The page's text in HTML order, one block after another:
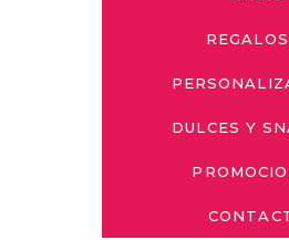
REGALOS
DULCES Y